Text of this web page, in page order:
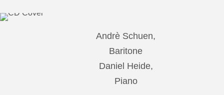
Andrè Schuen,
Baritone
Daniel Heide,
Piano